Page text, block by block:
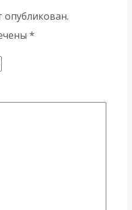
опубликован.
*